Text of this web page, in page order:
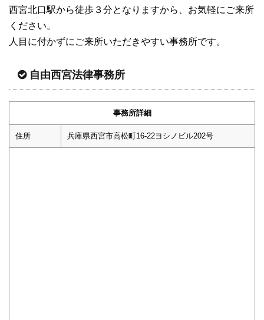
西宮北口駅から徒歩３分となりますから、お気軽にご来所
ください。
人目に付かずにご来所いただきやすい事務所です。
自由西宮法律事務所
事務所詳細
住所 兵庫県西宮市高松町16-22ヨシノビル202号